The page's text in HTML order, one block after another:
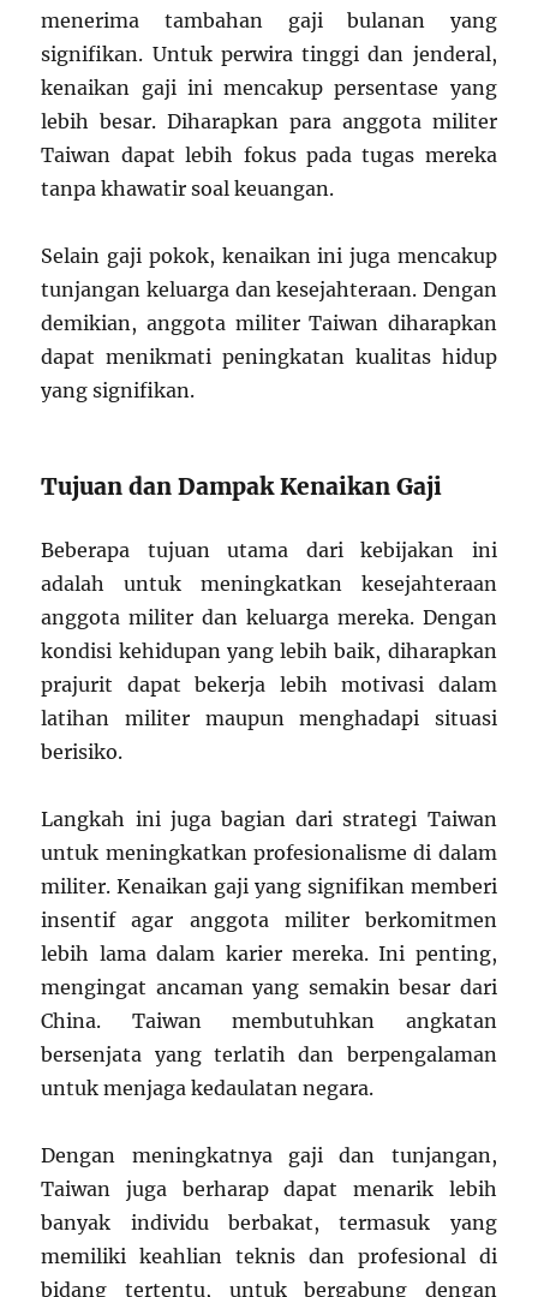
menerima tambahan gaji bulanan yang
signifikan. Untuk perwira tinggi dan jenderal,
kenaikan gaji ini mencakup persentase yang
lebih besar. Diharapkan para anggota militer
Taiwan dapat lebih fokus pada tugas mereka
tanpa khawatir soal keuangan.
Selain gaji pokok, kenaikan ini juga mencakup
tunjangan keluarga dan kesejahteraan. Dengan
demikian, anggota militer Taiwan diharapkan
dapat menikmati peningkatan kualitas hidup
yang signifikan.
Tujuan dan Dampak Kenaikan Gaji
Beberapa tujuan utama dari kebijakan ini
adalah untuk meningkatkan kesejahteraan
anggota militer dan keluarga mereka. Dengan
kondisi kehidupan yang lebih baik, diharapkan
prajurit dapat bekerja lebih motivasi dalam
latihan militer maupun menghadapi situasi
berisiko.
Langkah ini juga bagian dari strategi Taiwan
untuk meningkatkan profesionalisme di dalam
militer. Kenaikan gaji yang signifikan memberi
insentif agar anggota militer berkomitmen
lebih lama dalam karier mereka. Ini penting,
mengingat ancaman yang semakin besar dari
China. Taiwan membutuhkan angkatan
bersenjata yang terlatih dan berpengalaman
untuk menjaga kedaulatan negara.
Dengan meningkatnya gaji dan tunjangan,
Taiwan juga berharap dapat menarik lebih
banyak individu berbakat, termasuk yang
memiliki keahlian teknis dan profesional di
bidang tertentu, untuk bergabung dengan